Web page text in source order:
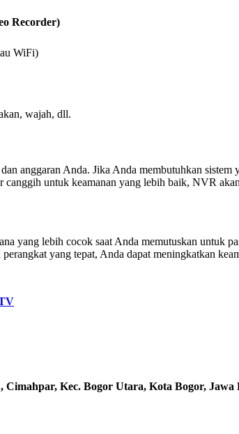
Recorder)
WiFi)
wajah, dll.
anggaran Anda. Jika Anda membutuhkan
untuk keamanan yang lebih baik, NVR
yang lebih cocok saat Anda memutuskan
yang tepat, Anda dapat meningkatkan
Kec. Bogor Utara, Kota Bogor, Jawa